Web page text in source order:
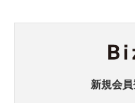
新規会